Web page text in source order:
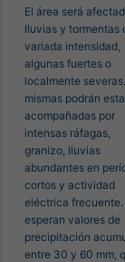
El área será
lluvias y tormentas
variada intensidad,
algunas fuertes o
localmente
mismas podrán
acompañadas por
intensas ráfagas,
granizo, lluvias
abundantes en
cortos y actividad
eléctrica frecuente.
esperan valores de
precipitación
entre 30 y 60 mm,